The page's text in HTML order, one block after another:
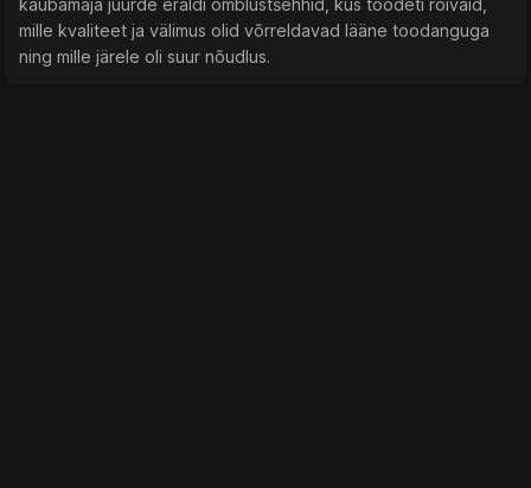
kaubamaja juurde eraldi õmblustšehhid, kus toodeti rõivaid,
mille kvaliteet ja välimus olid võrreldavad lääne toodanguga
ning mille järele oli suur nõudlus.